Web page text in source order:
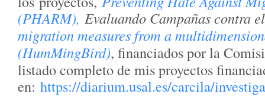
(PHARM), Evaluando Campañas contra
migration measures from a
(HumMingBird), financiados por la
listado completo de mis proyectos
en: https://diarium.usal.es/carcila/